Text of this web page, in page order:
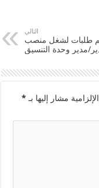
التالي
طلبات لشغل منصب
مدير وحدة التنسيق
مشار إليها بـ *